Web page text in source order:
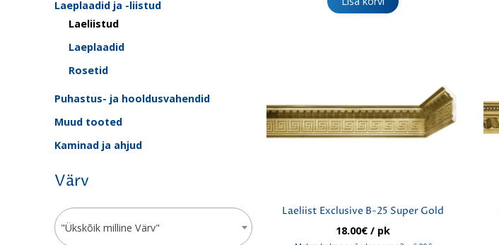
Laeplaadid ja -liistud
Laeliistud
Laeplaadid
Rosetid
Puhastus- ja hooldusvahendid
Muud tooted
Kaminad ja ahjud
Värv
"Ükskõik milline Värv"
Laeliist Exclusive B-25 Super Gold
18.00€ / pk